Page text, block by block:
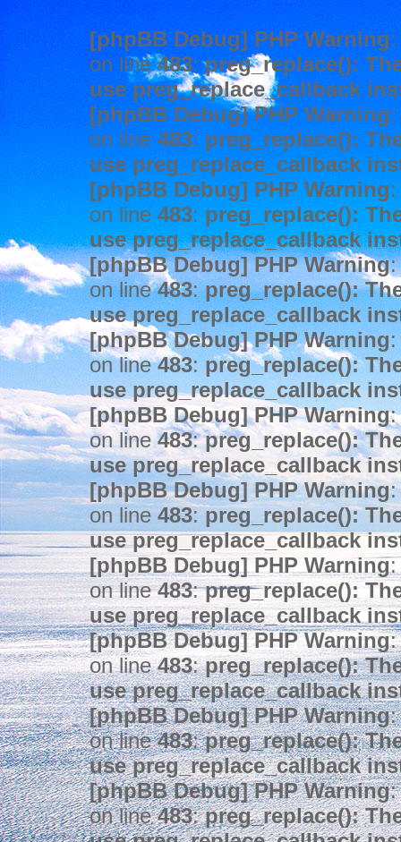
[phpBB Debug] PHP Warning
on line483:preg_replace():
use preg_replace_callback
[phpBB Debug] PHP Warning
on line 483: preg_replace():
use preg_replace_callback
[phpBB Debug] PHP Warning
on line 483: preg_replace():
use preg_replace_callback
[phpBB Debug] PHP Warning:
on line483:preg_replace():
use preg_replace_callback
[phpBB Debug] PHP Warning
on line483: preg_replace():
use preg_replace_callback
[phpBB Debug] PHP Warning:
on line483:preg_replace():
use preg_replace_callback
[phpBB Debug] PHP Warning:
on line 483:preg_replace():
use preg_replace_callback
[phpBB Debug] PHP Warning:
on line483:preg_replace():
use preg_replace_callback
[phpBB Debug] PHP Warning:
on line483:preg_replace():
use preg_replace_callback
[phpBB Debug] PHP Warning:
on line483:preg_replace():
use preg_replace_callback
[phpBB Debug] PHP Warning:
on line483:preg_replace():